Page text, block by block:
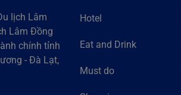
lịch Lâm
Lâm Đồng
chính tỉnh
- Đà Lạt,
Hotel
Eat and Drink
Must do